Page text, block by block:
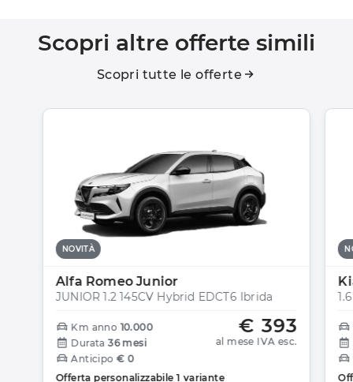
Scopri altre offerte simili
Scopri tutte le offerte
NOVITÀ
Alfa Romeo Junior
JUNIOR 1.2 145CV Hybrid EDCT6 Ibrida
€ 393
al mese IVA esc.
Km anno 10.000
Durata 36 mesi
Anticipo € 0
Offerta personalizzabile 1 variante